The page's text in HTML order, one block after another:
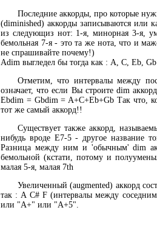
Последние аккорды, про которые
(diminished) аккорды записываются или
из следующиз нот: 1-я, минорная 3-я,
бемольная 7-я - это та же нота, что и
не спрашивайте почему!)
Adim выгледел бы тогда как : A, C, Eb, Gb
Отметим, что интервалы между
означает, что если Вы строите dim
Ebdim = Gbdim = A+C+Eb+Gb Так что,
тот же самый аккорд!!
Существует также аккорд,
нибудь вроде E7-5 - другое название
Разница между ним и 'обычным' dim
бемольной (кстати, потому и
малая 5-я, малая 7th
Увеличенный (augmented) аккорд
так : A C# F (интервалы между
или "A+" или "A+5".